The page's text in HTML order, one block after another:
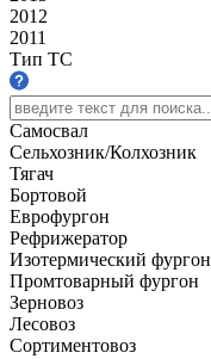
2012
2011
Тип ТС
Самосвал
Сельхозник/Колхозник
Тягач
Бортовой
Еврофургон
Рефрижератор
Изотермический фургон
Промтоварный фургон
Зерновоз
Лесовоз
Сортиментовоз